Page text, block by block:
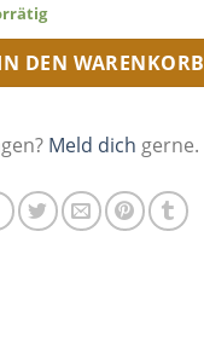
DEN WARENKORB
Meld dich gerne.